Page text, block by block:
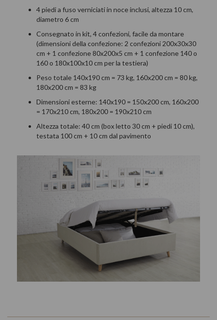
4 piedi a fuso verniciati in noce inclusi, altezza 10 cm,
diametro 6 cm
Consegnato in kit, 4 confezioni, facile da montare
(dimensioni della confezione: 2 confezioni 200x30x30
cm + 1 confezione 80x200x5 cm + 1 confezione 140 o
160 o 180x100x10 cm per la testiera)
Peso totale 140x190 cm = 73 kg, 160x200 cm = 80 kg,
180x200 cm = 83 kg
Dimensioni esterne: 140x190 = 150x200 cm, 160x200
= 170x210 cm, 180x200 = 190x210 cm
Altezza totale: 40 cm (box letto 30 cm + piedi 10 cm),
testata 100 cm + 10 cm dal pavimento